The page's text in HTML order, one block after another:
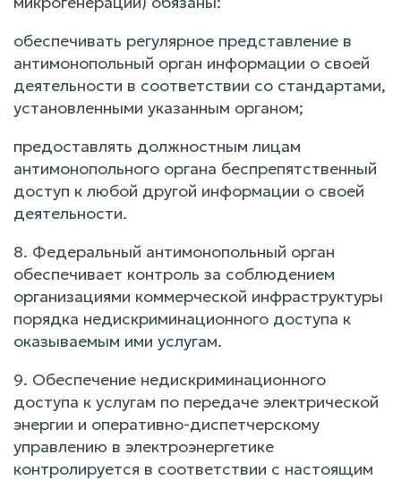
обеспечивать регулярное представление в
антимонопольный орган информации о своей
деятельности в соответствии со стандартами,
установленными указанным органом;
предоставлять должностным лицам
антимонопольного органа беспрепятственный
доступ к любой другой информации о своей
деятельности.
8. Федеральный антимонопольный орган
обеспечивает контроль за соблюдением
организациями коммерческой инфраструктуры
порядка недискриминационного доступа к
оказываемым ими услугам.
9. Обеспечение недискриминационного
доступа к услугам по передаче электрической
энергии и оперативно-диспетчерскому
управлению в электроэнергетике
контролируется в соответствии с настоящим